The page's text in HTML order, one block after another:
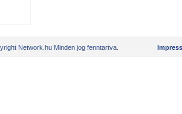
Network.hu Minden jog fenntartva.